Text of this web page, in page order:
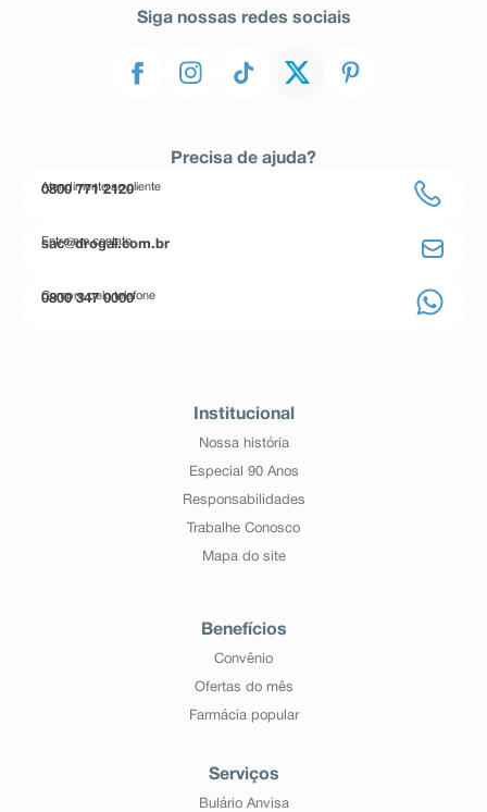
Siga nossas redes sociais
Precisa de ajuda?
Atendimento ao cliente
0800 771 2120
Entre em contato
sac@drogal.com.br
Compre pelo telefone
0800 347 0000
Institucional
Nossa história
Especial 90 Anos
Responsabilidades
Trabalhe Conosco
Mapa do site
Benefícios
Convênio
Ofertas do mês
Farmácia popular
Serviços
Bulário Anvisa